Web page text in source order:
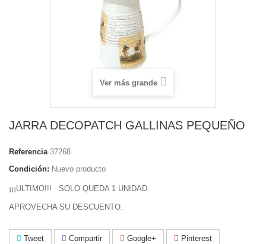
Ver más grande
JARRA DECOPATCH GALLINAS PEQUEÑO
Referencia 37268
Condición: Nuevo producto
¡¡¡ULTIMO!!! SOLO QUEDA 1 UNIDAD.
APROVECHA SU DESCUENTO.
Tweet Compartir Google+ Pinterest